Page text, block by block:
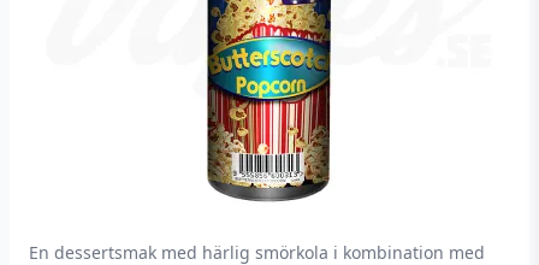
En dessertsmak med härlig smörkola i kombination med